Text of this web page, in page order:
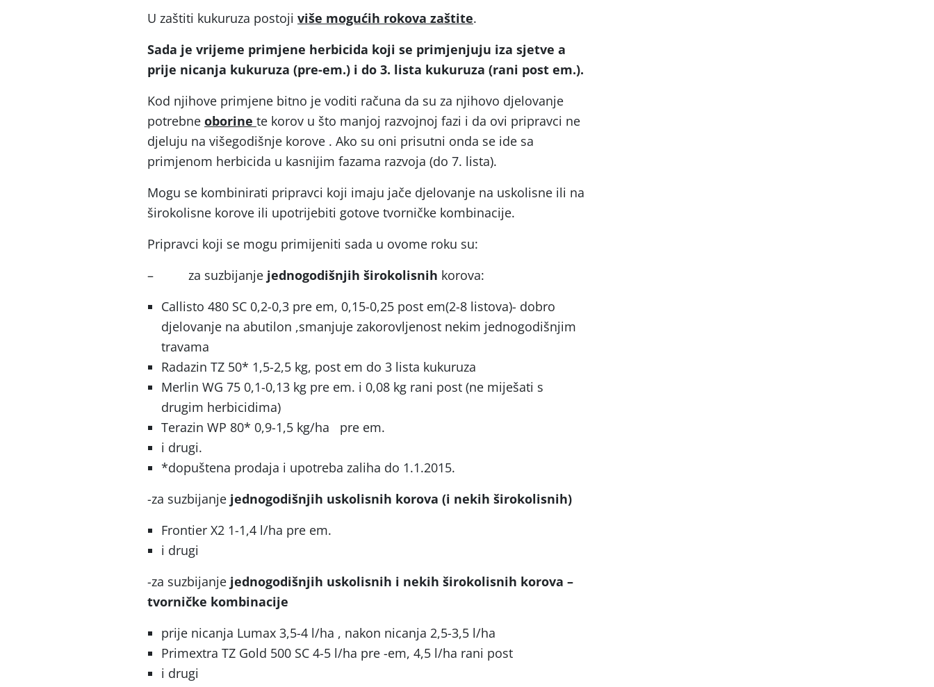
U zaštiti kukuruza postoji više mogućih rokova zaštite.
Sada je vrijeme primjene herbicida koji se primjenjuju iza sjetve a
prije nicanja kukuruza (pre-em.) i do 3. lista kukuruza (rani post em.).
Kod njihove primjene bitno je voditi računa da su za njihovo djelovanje
potrebne oborine te korov u što manjoj razvojnoj fazi i da ovi pripravci ne
djeluju na višegodišnje korove . Ako su oni prisutni onda se ide sa
primjenom herbicida u kasnijim fazama razvoja (do 7. lista).
Mogu se kombinirati pripravci koji imaju jače djelovanje na uskolisne ili na
širokolisne korove ili upotrijebiti gotove tvorničke kombinacije.
Pripravci koji se mogu primijeniti sada u ovome roku su:
– za suzbijanje jednogodišnjih širokolisnih korova:
Callisto 480 SC 0,2-0,3 pre em, 0,15-0,25 post em(2-8 listova)- dobro
djelovanje na abutilon ,smanjuje zakorovljenost nekim jednogodišnjim
travama
Radazin TZ 50* 1,5-2,5 kg, post em do 3 lista kukuruza
Merlin WG 75 0,1-0,13 kg pre em. i 0,08 kg rani post (ne miješati s
drugim herbicidima)
Terazin WP 80* 0,9-1,5 kg/ha pre em.
i drugi.
*dopuštena prodaja i upotreba zaliha do 1.1.2015.
-za suzbijanje jednogodišnjih uskolisnih korova (i nekih širokolisnih)
Frontier X2 1-1,4 l/ha pre em.
i drugi
-za suzbijanje jednogodišnjih uskolisnih i nekih širokolisnih korova –
tvorničke kombinacije
prije nicanja Lumax 3,5-4 l/ha , nakon nicanja 2,5-3,5 l/ha
Primextra TZ Gold 500 SC 4-5 l/ha pre -em, 4,5 l/ha rani post
i drugi